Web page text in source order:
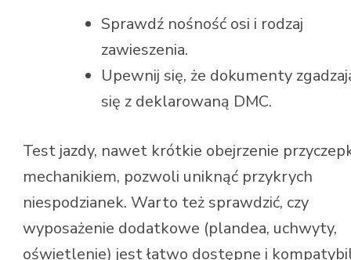
Sprawdź nośność osi i rodzaj
zawieszenia.
Upewnij się, że dokumenty
się z deklarowaną DMC.
Test jazdy, nawet krótkie obejrzenie
mechanikiem, pozwoli uniknąć przykrych
niespodzianek. Warto też sprawdzić, czy
wyposażenie dodatkowe (plandea, uchwyty,
oświetlenie) jest łatwo dostępne i